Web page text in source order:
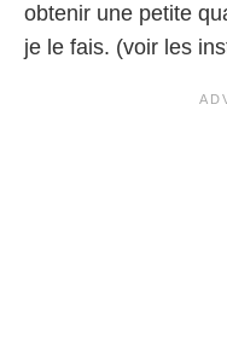
obtenir une petite
je le fais. (voir les